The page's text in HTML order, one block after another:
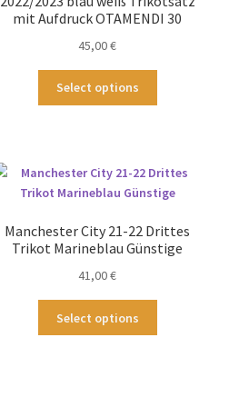
mit Aufdruck OTAMENDI 30
45,00€
Select options
auf.
Die
können
auf
Produktseite
werden
Manchester City 21-22 Drittes
Trikot Marineblau Günstige
41,00€
Select options